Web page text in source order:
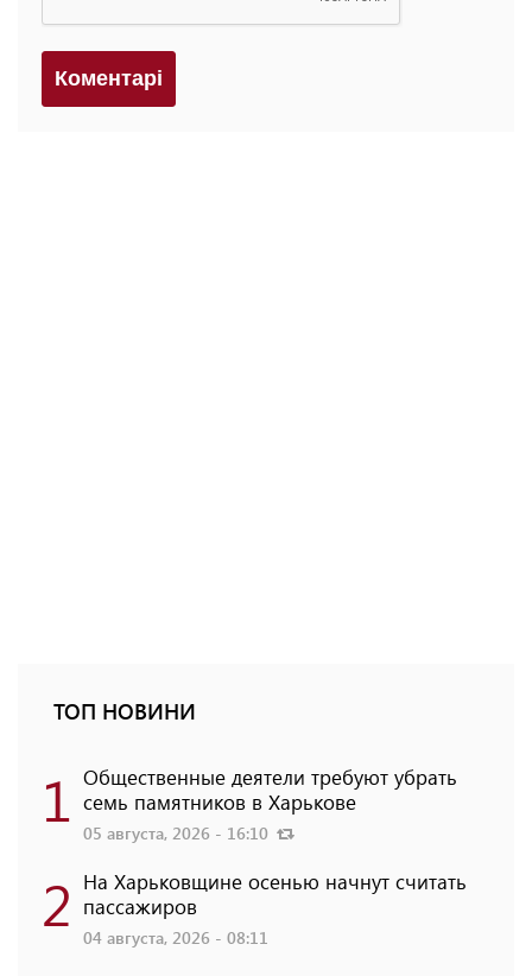
Коментарi
ТОП НОВИНИ
1 Общественные деятели требуют убрать
семь памятников в Харькове
05 августа, 2026 - 16:10
2 На Харьковщине осенью начнут считать
пассажиров
04 августа, 2026 - 08:11